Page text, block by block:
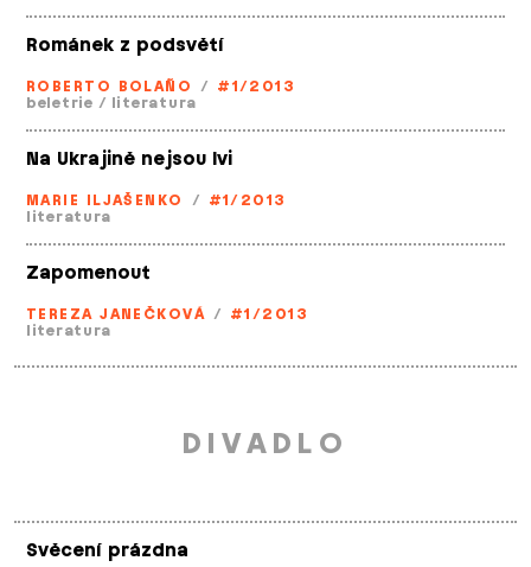
Románek z podsvětí
ROBERTO BOLAÑO / #1/2013
beletrie / literatura
Na Ukrajině nejsou lvi
MARIE ILJAŠENKO / #1/2013
literatura
Zapomenout
TEREZA JANEČKOVÁ / #1/2013
literatura
DIVADLO
Svěcení prázdna